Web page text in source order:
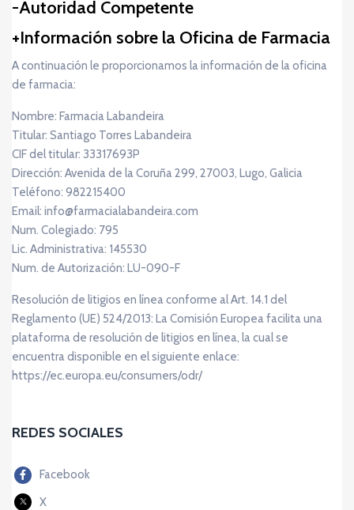
Autoridad Competente
Información sobre la Oficina de Farmacia
A continuación le proporcionamos la información de la oficina
de farmacia:
Nombre: Farmacia Labandeira
Titular: Santiago Torres Labandeira
CIF del titular: 33317693P
Dirección: Avenida de la Coruña 299, 27003, Lugo, Galicia
Teléfono: 982215400
Email: info@farmacialabandeira.com
Num. Colegiado: 795
Lic. Administrativa: 145530
Num. de Autorización: LU-090-F
Resolución de litigios en línea conforme al Art. 14.1 del
Reglamento (UE) 524/2013: La Comisión Europea facilita una
plataforma de resolución de litigios en línea, la cual se
encuentra disponible en el siguiente enlace:
https://ec.europa.eu/consumers/odr/
REDES SOCIALES
Facebook
X